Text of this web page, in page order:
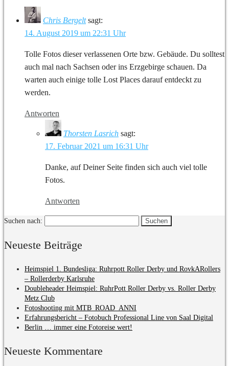
Chris Bergelt sagt:
14. August 2019 um 22:31 Uhr
Tolle Fotos dieser verlassenen Orte bzw. Gebäude. Du solltest
auch mal nach Sachsen oder ins Erzgebirge schauen. Da
warten auch einige tolle Lost Places darauf entdeckt zu
werden.
Antworten
Thorsten Lasrich sagt:
17. Februar 2021 um 16:31 Uhr
Danke, auf Deiner Seite finden sich auch viel tolle
Fotos.
Antworten
Suchen nach:
Neueste Beiträge
Heimspiel 1. Bundesliga: Ruhrpott Roller Derby und RovkARollers
– Rollerderby Karlsruhe
Doubleheader Heimspiel: RuhrPott Roller Derby vs. Roller Derby
Metz Club
Fotoshooting mit MTB_ROAD_ANNI
Erfahrungsbericht – Fotobuch Professional Line von Saal Digital
Berlin … immer eine Fotoreise wert!
Neueste Kommentare